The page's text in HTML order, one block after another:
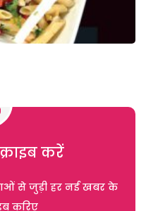
करें
से जुड़ी हर नई खबर के
करिए